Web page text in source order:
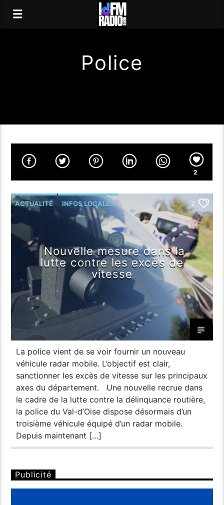
Police
2
ACTUALITÉ INFOS LOCALES 2
Nouvelle mesure dans la
lutte contre les excès de
vitesse
La police vient de se voir fournir un nouveau
véhicule radar mobile. L’objectif est clair,
sanctionner les excès de vitesse sur les principaux
axes du département. Une nouvelle recrue dans
le cadre de la lutte contre la délinquance routière,
la police du Val-d’Oise dispose désormais d’un
troisième véhicule équipé d’un radar mobile.
Depuis maintenant […]
Publicité